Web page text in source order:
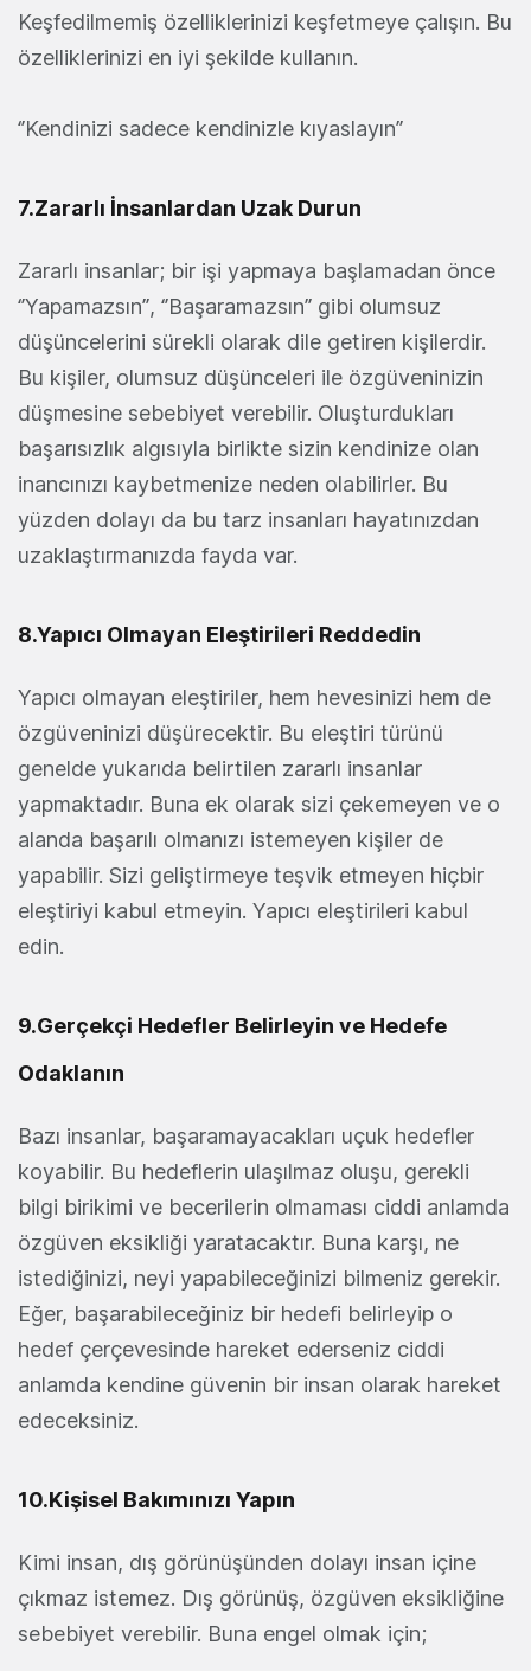
Keşfedilmemiş özelliklerinizi keşfetmeye çalışın. Bu
özelliklerinizi en iyi şekilde kullanın.
‘’Kendinizi sadece kendinizle kıyaslayın’’
7.Zararlı İnsanlardan Uzak Durun
Zararlı insanlar; bir işi yapmaya başlamadan önce
‘’Yapamazsın’’, ‘’Başaramazsın’’ gibi olumsuz
düşüncelerini sürekli olarak dile getiren kişilerdir.
Bu kişiler, olumsuz düşünceleri ile özgüveninizin
düşmesine sebebiyet verebilir. Oluşturdukları
başarısızlık algısıyla birlikte sizin kendinize olan
inancınızı kaybetmenize neden olabilirler. Bu
yüzden dolayı da bu tarz insanları hayatınızdan
uzaklaştırmanızda fayda var.
8.Yapıcı Olmayan Eleştirileri Reddedin
Yapıcı olmayan eleştiriler, hem hevesinizi hem de
özgüveninizi düşürecektir. Bu eleştiri türünü
genelde yukarıda belirtilen zararlı insanlar
yapmaktadır. Buna ek olarak sizi çekemeyen ve o
alanda başarılı olmanızı istemeyen kişiler de
yapabilir. Sizi geliştirmeye teşvik etmeyen hiçbir
eleştiriyi kabul etmeyin. Yapıcı eleştirileri kabul
edin.
9.Gerçekçi Hedefler Belirleyin ve Hedefe
Odaklanın
Bazı insanlar, başaramayacakları uçuk hedefler
koyabilir. Bu hedeflerin ulaşılmaz oluşu, gerekli
bilgi birikimi ve becerilerin olmaması ciddi anlamda
özgüven eksikliği yaratacaktır. Buna karşı, ne
istediğinizi, neyi yapabileceğinizi bilmeniz gerekir.
Eğer, başarabileceğiniz bir hedefi belirleyip o
hedef çerçevesinde hareket ederseniz ciddi
anlamda kendine güvenin bir insan olarak hareket
edeceksiniz.
10.Kişisel Bakımınızı Yapın
Kimi insan, dış görünüşünden dolayı insan içine
çıkmaz istemez. Dış görünüş, özgüven eksikliğine
sebebiyet verebilir. Buna engel olmak için;